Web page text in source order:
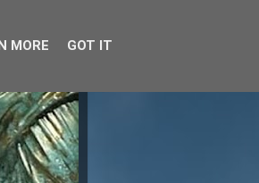
MORE GOT IT